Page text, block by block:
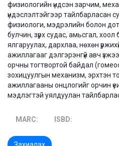
физиологийн үндсэн зарчим,
үндэслэлтэйгээр тайлбарласан
физиологи, мэдрэлийн болон
булчин, зүрх судас, амьсгал,
ялгаруулах, дархлаа, нөхөн
ажиллагааг дэлгэрэнгүй авч
орчны тогтвортой байдал
зохицуулгын механизм, эрхтэн
ажиллагааны онцлогийг орчин
мэдлэгтэй уялдуулан
MARC: ISBD: